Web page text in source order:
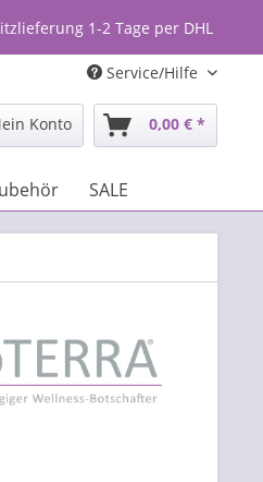
1-2 Tage per DHL
Service/Hilfe
Konto 0,00 € *
SALE